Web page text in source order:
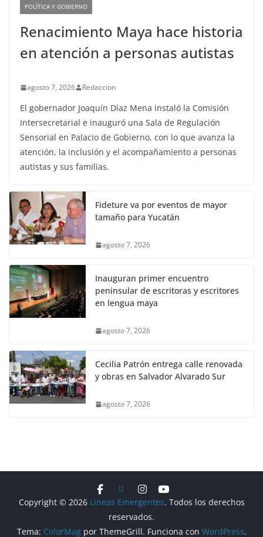
POLÍTICA Y GOBIERNO
Renacimiento Maya hace historia
en atención a personas autistas
agosto 7, 2026 Redaccion
El gobernador Joaquín Díaz Mena instaló la Comisión
Intersecretarial e inauguró una Sala de Regulación
Sensorial en Palacio de Gobierno, con lo que avanza la
atención, la inclusión y el acompañamiento a personas
autistas y sus familias.
Fideture va por eventos de mayor
tamaño para Yucatán
agosto 7, 2026
Inauguran primer encuentro
peninsular de escritoras y escritores
en lengua maya
agosto 7, 2026
Cecilia Patrón entrega calle renovada
y obras en Salvador Alvarado Sur
agosto 7, 2026
Copyright © 2026 Líneas Emergentes. Todos los derechos
reservados.
Tema: ColorMagpor ThemeGrill. Funciona con WordPress.